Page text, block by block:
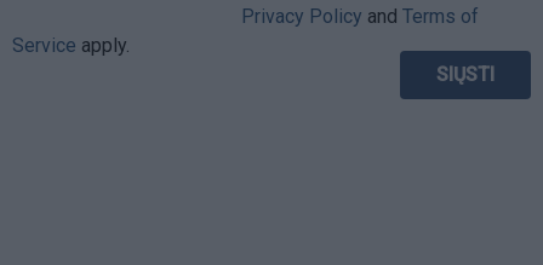
Privacy Policy and Terms of
Service apply.